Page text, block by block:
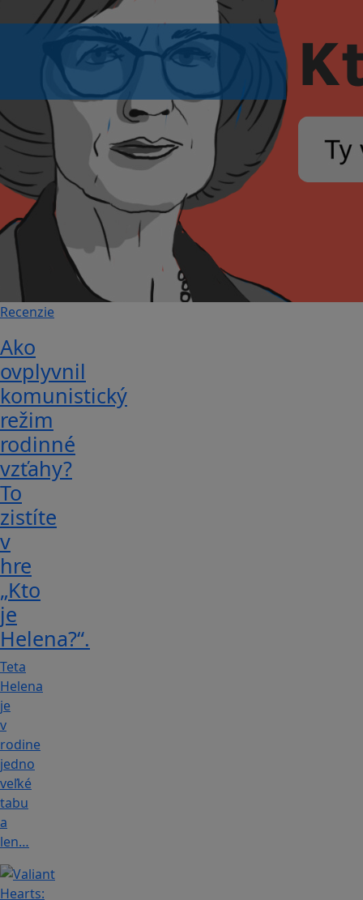
Recenzie
Ako
ovplyvnil
komunistický
režim
rodinné
vzťahy?
To
zistíte
v
hre
„Kto
je
Helena?“.
Teta
Helena
je
v
rodine
jedno
veľké
tabu
a
len…